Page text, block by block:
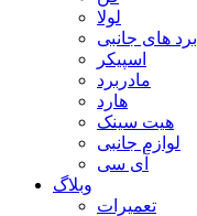
لولا
برد های جانبی
اسپیکر
مادربرد
هارد
هیت سینک
لوازم جانبی
آی سی
وبلاگ
تعمیرات